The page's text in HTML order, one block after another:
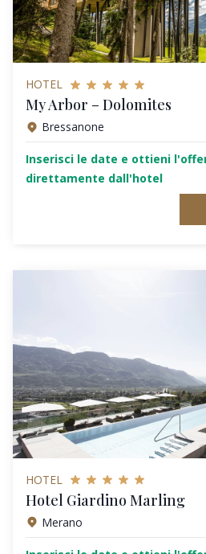
HOTEL
My Arbor – Dolomites
Bressanone
Inserisci le date e ottieni
direttamente dall'hotel
HOTEL
Hotel Giardino Marling
Merano